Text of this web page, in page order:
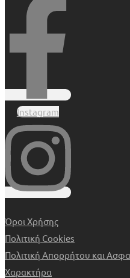
Instagram
Όροι Χρήσης
Πολιτική Cookies
Πολιτική Απορρήτου και
Χαρακτήρα